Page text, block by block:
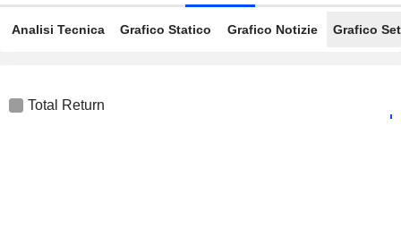
Analisi Tecnica Grafico Statico Grafico Notizie Grafico
Total Return